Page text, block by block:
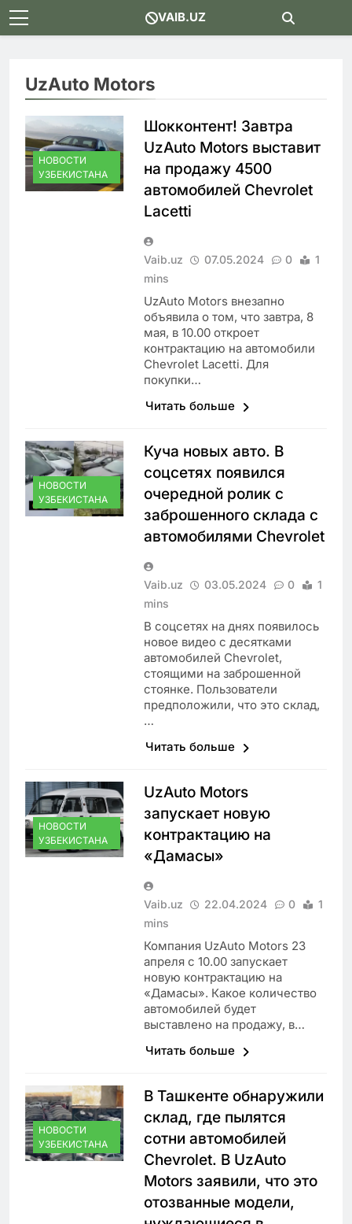
Skip
to
VAIB.UZ
UzAuto Motors
НОВОСТИ
УЗБЕКИСТАНА
Шокконтент! Завтра
UzAuto Motors выставит
на продажу 4500
автомобилей Chevrolet
Lacetti
Vaib.uz 07.05.2024 0
1
mins
UzAuto Motors внезапно
объявила о том, что завтра, 8
мая, в 10.00 откроет
контрактацию на автомобили
Chevrolet Lacetti. Для
покупки…
Читать больше
НОВОСТИ
УЗБЕКИСТАНА
Куча новых авто. В
соцсетях появился
очередной ролик с
заброшенного склада с
автомобилями Chevrolet
Vaib.uz 03.05.2024 0
1
mins
В соцсетях на днях появилось
новое видео с десятками
автомобилей Chevrolet,
стоящими на заброшенной
стоянке. Пользователи
предположили, что это склад,
…
Читать больше
НОВОСТИ
УЗБЕКИСТАНА
UzAuto Motors
запускает новую
контрактацию на
«Дамасы»
Vaib.uz 22.04.2024 0
1
mins
Компания UzAuto Motors 23
апреля с 10.00 запускает
новую контрактацию на
«Дамасы». Какое количество
автомобилей будет
выставлено на продажу, в…
Читать больше
НОВОСТИ
УЗБЕКИСТАНА
В Ташкенте обнаружили
склад, где пылятся
сотни автомобилей
Chevrolet. В UzAuto
Motors заявили, что это
отозванные модели,